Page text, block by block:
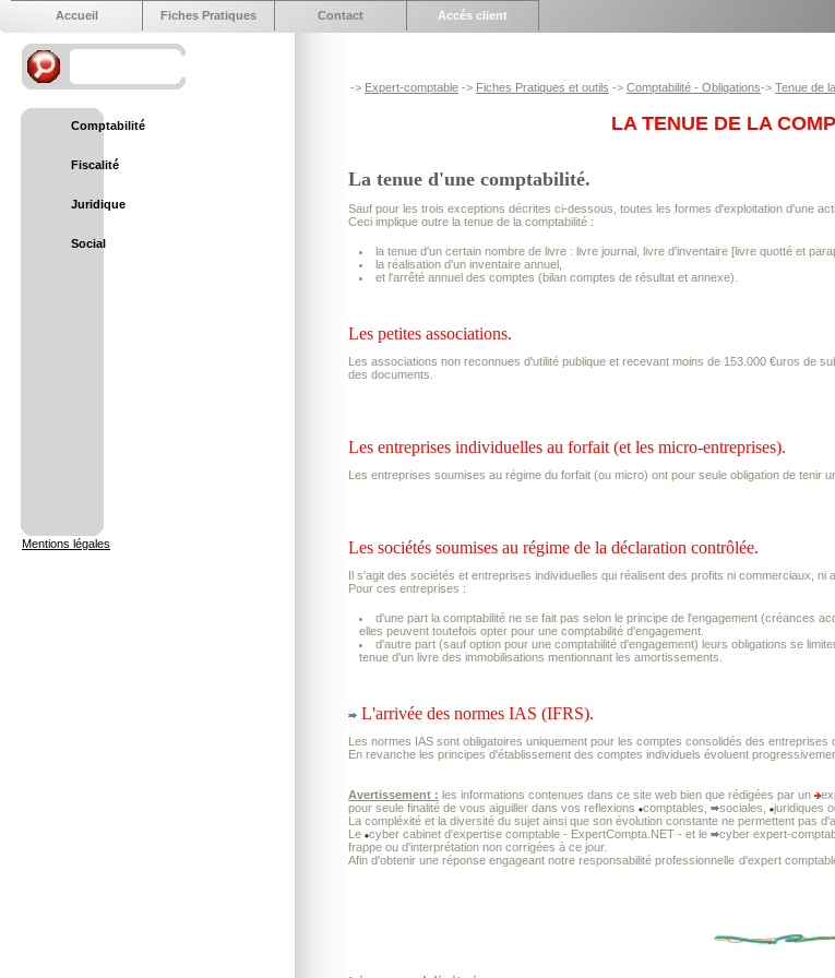
Accueil Fiches Pratiques Contact Accés client
Comptabilité
Fiscalité
Juridique
Social
Mentions légales
-> Expert-comptable -> Fiches Pratiques et outils -> Comptabilité - Obligations-> Tenue de
LA TENUE DE LA
La tenue d'une comptabilité.
Sauf pour les trois exceptions décrites ci-dessous, toutes les formes d'exploitation d'une
Ceci implique outre la tenue de la comptabilité :
la tenue d'un certain nombre de livre : livre journal, livre d'inventaire [livre quotté et
la réalisation d'un inventaire annuel,
et l'arrêté annuel des comptes (bilan comptes de résultat et annexe).
Les petites associations.
Les associations non reconnues d'utilité publique et recevant moins de 153.000 €uros de
des documents.
Les entreprises individuelles au forfait (et les micro-entreprises).
Les entreprises soumises au régime du forfait (ou micro) ont pour seule obligation de tenir
Les sociétés soumises au régime de la déclaration contrôlée.
Il s'agit des sociétés et entreprises individuelles qui réalisent des profits ni commerciaux, ni
Pour ces entreprises :
d'une part la comptabilité ne se fait pas selon le principe de l'engagement (créances
elles peuvent toutefois opter pour une comptabilité d'engagement.
d'autre part (sauf option pour une comptabilité d'engagement) leurs obligations se
tenue d'un livre des immobilisations mentionnant les amortissements.
L'arrivée des normes IAS (IFRS).
Les normes IAS sont obligatoires uniquement pour les comptes consolidés des
En revanche les principes d'établissement des comptes individuels évoluent
Avertissement : les informations contenues dans ce site web bien que rédigées par un
pour seule finalité de vous aiguiller dans vos reflexions
comptables, sociales, juridiques
La compléxité et la diversité du sujet ainsi que son évolution constante ne permettent pas
Le cyber cabinet d'expertise comptable - ExpertCompta.NET - et le
cyber expert-
frappe ou d'interprétation non corrigées à ce jour.
Afin d'obtenir une réponse engageant notre responsabilité professionnelle d'expert